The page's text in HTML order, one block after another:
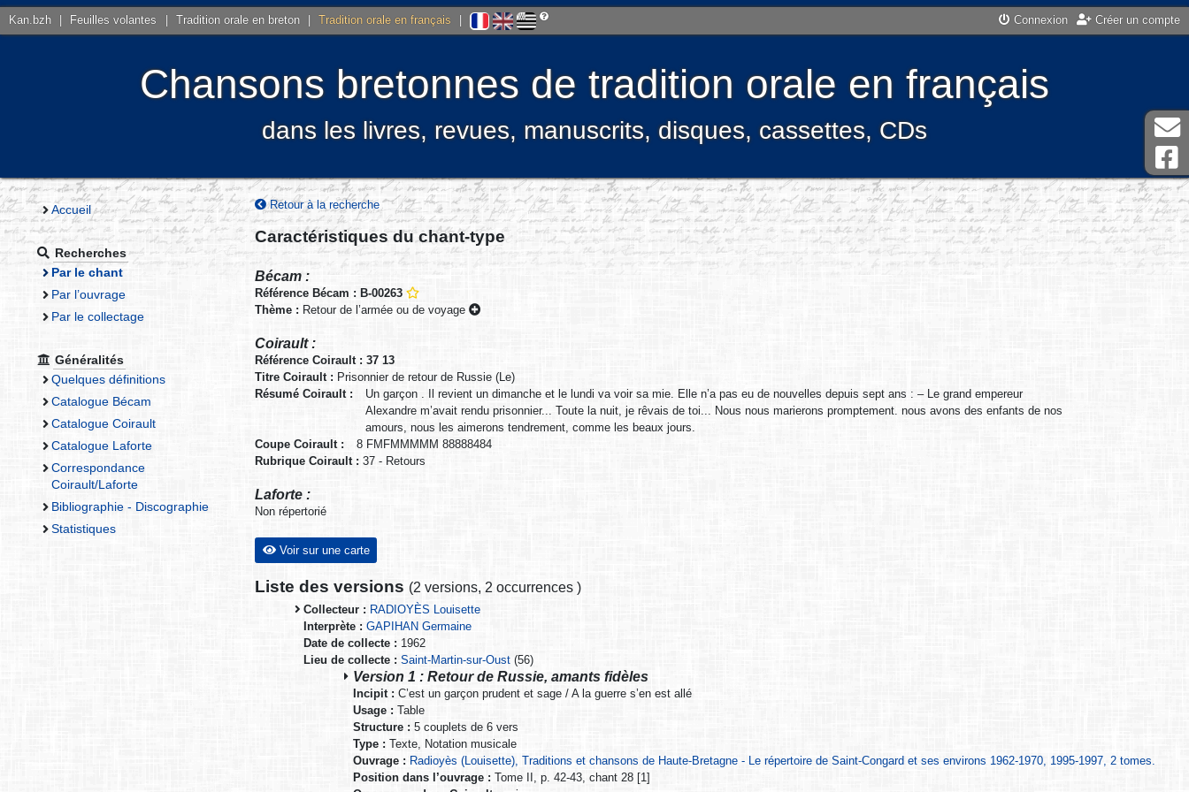
Kan.bzh Feuilles volantes Tradition orale en breton Tradition orale en français Connexion Créer un compte
Chansons bretonnes de tradition orale en français
dans les livres, revues, manuscrits, disques, cassettes, CDs
Accueil
Recherches
Par le chant
Par l’ouvrage
Par le collectage
Généralités
Quelques définitions
Catalogue Bécam
Catalogue Coirault
Catalogue Laforte
Correspondance
Coirault/Laforte
Bibliographie - Discographie
Statistiques
Retour à la recherche
Caractéristiques du chant-type
Bécam :
Référence Bécam : B-00263
Thème : Retour de l’armée ou de voyage
Coirault :
Référence Coirault : 37 13
Titre Coirault : Prisonnier de retour de Russie (Le)
Résumé Coirault :
Un garçon . Il revient un dimanche et le lundi va voir sa mie. Elle n’a pas eu de nouvelles depuis sept ans : – Le grand empereur
Alexandre m’avait rendu prisonnier... Toute la nuit, je rêvais de toi... Nous nous marierons promptement. nous avons des enfants de nos
amours, nous les aimerons tendrement, comme les beaux jours.
Coupe Coirault :
8 FMFMMMMM 88888484
Rubrique Coirault : 37 - Retours
Laforte :
Non répertorié
Voir sur une carte
Liste des versions (2 versions, 2 occurrences )
Collecteur : RADIOYÈS Louisette
Interprète : GAPIHAN Germaine
Date de collecte : 1962
Lieu de collecte : Saint-Martin-sur-Oust (56)
Version 1 : Retour de Russie, amants fidèles
Incipit : C’est un garçon prudent et sage / A la guerre s’en est allé
Usage : Table
Structure : 5 couplets de 6 vers
Type : Texte, Notation musicale
Ouvrage : Radioyès (Louisette), Traditions et chansons de Haute-Bretagne - Le répertoire de Saint-Congard et ses environs 1962-1970, 1995-1997, 2 tomes.
Position dans l’ouvrage : Tome II, p. 42-43, chant 28 [1]